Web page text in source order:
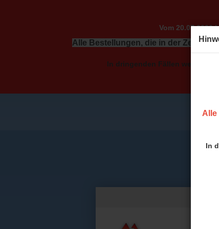
Alle
In
Vom 20.07.2026
Alle Bestellungen, die in der Zeit vom
In dringenden Fällen wenden